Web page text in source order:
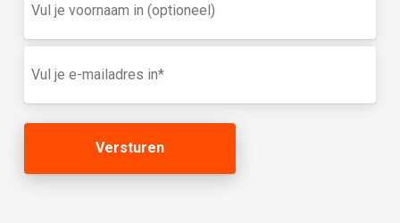
je
in
(optioneel)
mailadres